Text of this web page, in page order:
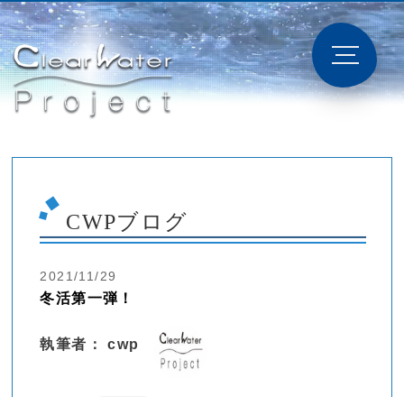
CWPブログ
2021/11/29
冬活第一弾！
執筆者： cwp